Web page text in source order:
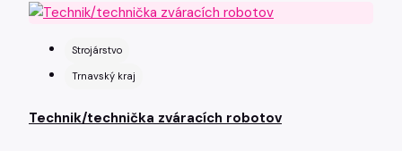
Strojárstvo
Trnavský kraj
Technik/technička zváracích robotov